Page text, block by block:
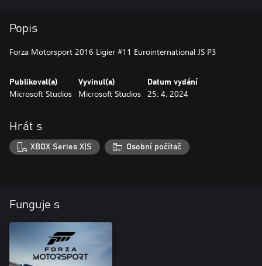
Popis
Forza Motorsport 2016 Ligier #11 Eurointernational JS P3
Publikoval(a)
Microsoft Studios
Vyvinul(a)
Microsoft Studios
Datum vydání
25. 4. 2024
Hrát s
XBOX Series X|S Osobní počítač
Funguje s